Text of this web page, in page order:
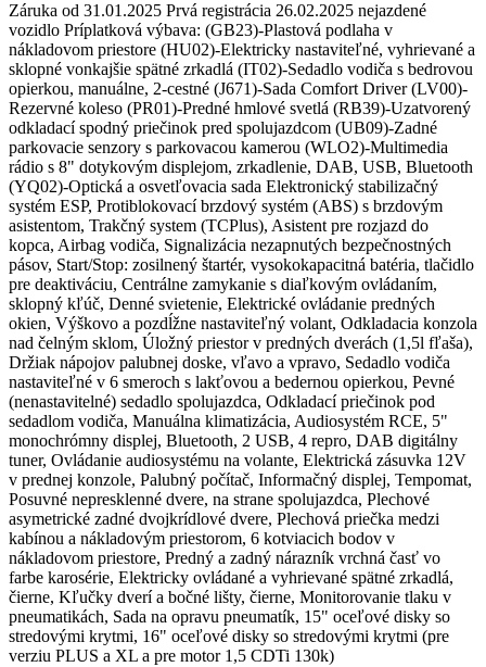
Záruka od 31.01.2025 Prvá registrácia 26.02.2025 nejazdené
vozidlo Príplatková výbava: (GB23)-Plastová podlaha v
nákladovom priestore (HU02)-Elektricky nastaviteľné, vyhrievané a
sklopné vonkajšie spätné zrkadlá (IT02)-Sedadlo vodiča s bedrovou
opierkou, manuálne, 2-cestné (J671)-Sada Comfort Driver (LV00)-
Rezervné koleso (PR01)-Predné hmlové svetlá (RB39)-Uzatvorený
odkladací spodný priečinok pred spolujazdcom (UB09)-Zadné
parkovacie senzory s parkovacou kamerou (WLO2)-Multimedia
rádio s 8" dotykovým displejom, zrkadlenie, DAB, USB, Bluetooth
(YQ02)-Optická a osvetľovacia sada Elektronický stabilizačný
systém ESP, Protiblokovací brzdový systém (ABS) s brzdovým
asistentom, Trakčný system (TCPlus), Asistent pre rozjazd do
kopca, Airbag vodiča, Signalizácia nezapnutých bezpečnostných
pásov, Start/Stop: zosilnený štartér, vysokokapacitná batéria, tlačidlo
pre deaktiváciu, Centrálne zamykanie s diaľkovým ovládaním,
sklopný kľúč, Denné svietenie, Elektrické ovládanie predných
okien, Výškovo a pozdĺžne nastaviteľný volant, Odkladacia konzola
nad čelným sklom, Úložný priestor v predných dverách (1,5l fľaša),
Držiak nápojov palubnej doske, vľavo a vpravo, Sedadlo vodiča
nastaviteľné v 6 smeroch s lakťovou a bedernou opierkou, Pevné
(nenastavitelné) sedadlo spolujazdca, Odkladací priečinok pod
sedadlom vodiča, Manuálna klimatizácia, Audiosystém RCE, 5"
monochrómny displej, Bluetooth, 2 USB, 4 repro, DAB digitálny
tuner, Ovládanie audiosystému na volante, Elektrická zásuvka 12V
v prednej konzole, Palubný počítač, Informačný displej, Tempomat,
Posuvné nepresklenné dvere, na strane spolujazdca, Plechové
asymetrické zadné dvojkrídlové dvere, Plechová priečka medzi
kabínou a nákladovým priestorom, 6 kotviacich bodov v
nákladovom priestore, Predný a zadný nárazník vrchná časť vo
farbe karosérie, Elektricky ovládané a vyhrievané spätné zrkadlá,
čierne, Kľučky dverí a bočné lišty, čierne, Monitorovanie tlaku v
pneumatikách, Sada na opravu pneumatík, 15" oceľové disky so
stredovými krytmi, 16" oceľové disky so stredovými krytmi (pre
verziu PLUS a XL a pre motor 1,5 CDTi 130k)